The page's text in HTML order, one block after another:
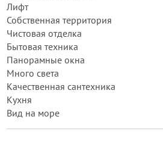
Лифт
Собственная территория
Чистовая отделка
Бытовая техника
Панорамные окна
Много света
Качественная сантехника
Кухня
Вид на море